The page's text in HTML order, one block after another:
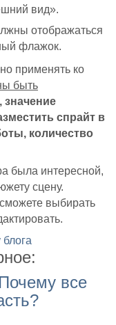
вид».
отображаться
флажок.
применять ко
быть
значение
спрайт в
количество
была интересной,
сцену.
выбирать
все